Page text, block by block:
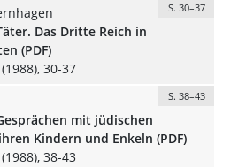
S. 30–37
Das Dritte Reich in
(PDF)
30-37
S. 38–43
mit jüdischen
Kindern und Enkeln (PDF)
38-43